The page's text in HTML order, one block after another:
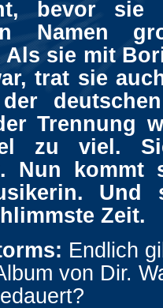
bevor sie
Namen
Als sie mit
trat sie
Trennung
zu viel.
Nun kommt
Und
Zeit.
Endlich
von Dir.